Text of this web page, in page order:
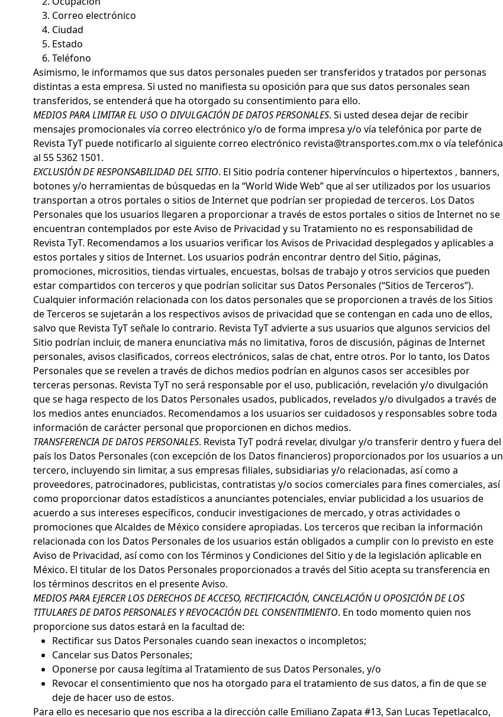
Correo electrónico
Ciudad
Estado
Teléfono
Asimismo, le informamos que sus datos personales pueden ser transferidos y tratados por personas
distintas a esta empresa. Si usted no manifiesta su oposición para que sus datos personales sean
transferidos, se entenderá que ha otorgado su consentimiento para ello.
MEDIOS PARA LIMITAR EL USO O DIVULGACIÓN DE DATOS PERSONALES. Si usted desea dejar de recibir
mensajes promocionales vía correo electrónico y/o de forma impresa y/o vía telefónica por parte de
Revista TyT puede notificarlo al siguiente correo electrónico revista@transportes.com.mx o vía telefónica
al 55 5362 1501.
EXCLUSIÓN DE RESPONSABILIDAD DEL SITIO. El Sitio podría contener hipervínculos o hipertextos , banners,
botones y/o herramientas de búsquedas en la “World Wide Web” que al ser utilizados por los usuarios
transportan a otros portales o sitios de Internet que podrían ser propiedad de terceros. Los Datos
Personales que los usuarios llegaren a proporcionar a través de estos portales o sitios de Internet no se
encuentran contemplados por este Aviso de Privacidad y su Tratamiento no es responsabilidad de
Revista TyT. Recomendamos a los usuarios verificar los Avisos de Privacidad desplegados y aplicables a
estos portales y sitios de Internet. Los usuarios podrán encontrar dentro del Sitio, páginas,
promociones, micrositios, tiendas virtuales, encuestas, bolsas de trabajo y otros servicios que pueden
estar compartidos con terceros y que podrían solicitar sus Datos Personales (“Sitios de Terceros”).
Cualquier información relacionada con los datos personales que se proporcionen a través de los Sitios
de Terceros se sujetarán a los respectivos avisos de privacidad que se contengan en cada uno de ellos,
salvo que Revista TyT señale lo contrario. Revista TyT advierte a sus usuarios que algunos servicios del
Sitio podrían incluir, de manera enunciativa más no limitativa, foros de discusión, páginas de Internet
personales, avisos clasificados, correos electrónicos, salas de chat, entre otros. Por lo tanto, los Datos
Personales que se revelen a través de dichos medios podrían en algunos casos ser accesibles por
terceras personas. Revista TyT no será responsable por el uso, publicación, revelación y/o divulgación
que se haga respecto de los Datos Personales usados, publicados, revelados y/o divulgados a través de
los medios antes enunciados. Recomendamos a los usuarios ser cuidadosos y responsables sobre toda
información de carácter personal que proporcionen en dichos medios.
TRANSFERENCIA DE DATOS PERSONALES. Revista TyT podrá revelar, divulgar y/o transferir dentro y fuera del
país los Datos Personales (con excepción de los Datos financieros) proporcionados por los usuarios a un
tercero, incluyendo sin limitar, a sus empresas filiales, subsidiarias y/o relacionadas, así como a
proveedores, patrocinadores, publicistas, contratistas y/o socios comerciales para fines comerciales, así
como proporcionar datos estadísticos a anunciantes potenciales, enviar publicidad a los usuarios de
acuerdo a sus intereses específicos, conducir investigaciones de mercado, y otras actividades o
promociones que Alcaldes de México considere apropiadas. Los terceros que reciban la información
relacionada con los Datos Personales de los usuarios están obligados a cumplir con lo previsto en este
Aviso de Privacidad, así como con los Términos y Condiciones del Sitio y de la legislación aplicable en
México. El titular de los Datos Personales proporcionados a través del Sitio acepta su transferencia en
los términos descritos en el presente Aviso.
MEDIOS PARA EJERCER LOS DERECHOS DE ACCESO, RECTIFICACIÓN, CANCELACIÓN U OPOSICIÓN DE LOS
TITULARES DE DATOS PERSONALES Y REVOCACIÓN DEL CONSENTIMIENTO. En todo momento quien nos
proporcione sus datos estará en la facultad de:
Rectificar sus Datos Personales cuando sean inexactos o incompletos;
Cancelar sus Datos Personales;
Oponerse por causa legítima al Tratamiento de sus Datos Personales, y/o
Revocar el consentimiento que nos ha otorgado para el tratamiento de sus datos, a fin de que se
deje de hacer uso de estos.
Para ello es necesario que nos escriba a la dirección calle Emiliano Zapata #13, San Lucas Tepetlacalco,